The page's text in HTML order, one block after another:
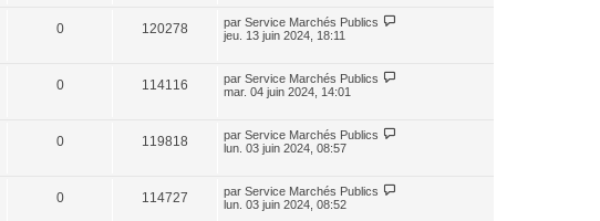
0 120278 par Service Marchés Publics
jeu. 13 juin 2024, 18:11
0 114116 par Service Marchés Publics
mar. 04 juin 2024, 14:01
0 119818 par Service Marchés Publics
lun. 03 juin 2024, 08:57
0 114727 par Service Marchés Publics
lun. 03 juin 2024, 08:52